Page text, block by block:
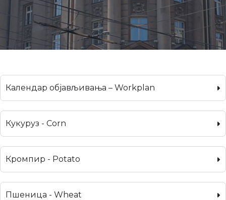
Календар објављивања – Workplan
Кукуруз - Corn
Кромпир - Potato
Пшеница - Wheat